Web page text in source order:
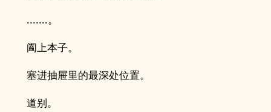
.......。
阖上本子。
塞进抽屉里的最深处位置。
道别。